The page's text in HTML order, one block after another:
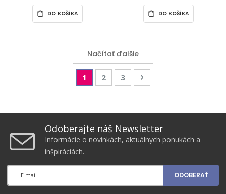
DO KOŠÍKA DO KOŠÍKA
Načítať ďalšie
PageYou're currently reading page
1 Page
2 Page
3 Page
Nasledujúca
Odoberajte náš Newsletter
Informácie o novinkách, aktuálnych ponukách a
inšpiráciách.
ODOBERAŤ